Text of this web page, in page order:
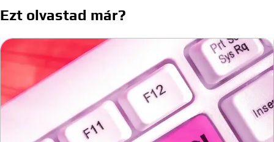
navigáció
Ezt olvastad már?